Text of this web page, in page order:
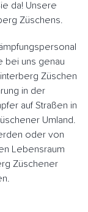
da! Unsere
Züschens.
bei uns genau
Züschen
in der
auf Straßen in
Umland.
oder von
Lebensraum
Züschener